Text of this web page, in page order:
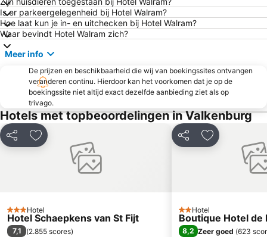
Banneux Notre-Dame
MECC
Christmas Market Aachen
Aachen Central Railway Station
Place Saint-Lambert
Mondoverde
City Centre
Barrage de la Gileppe
Monde Sauvage Safari Parc
L'Abbaye du Val Dieu
Hasselt Sing
Marché de Noël d'Aix-la-Chapelle
Wintersportparadijs SnowWorld Landgraaf
Centre Nature Botrange
Maastricht Aachen Airport
GaiaZOO
Liege Airport
Geusselt Stadium
Forestia
Recreatiepark Hengelhoef
Fluweelengrot
Pretpark de Valkenier
Is er parkeergelegenheid bij Hotel Walram?
Hoe laat kun je in- en uitchecken bij Hotel Walram?
Waar bevindt Hotel Walram zich?
Meer info
De prijzen en beschikbaarheid die wij van boekingssites ontvangen
veranderen continu. Hierdoor kan het voorkomen dat je op de
boekingssite niet altijd exact dezelfde aanbieding ziet als op
trivago.
Hotels met topbeoordelingen in Valkenburg
Delen Toevoegen aan favorieten
3 Sterren
Hotel
Hotel Schaepkens van St Fijt
7,1 (2.855 scores)
Delen Toevoegen
2 Sterren
Hotel
Boutique Hotel de
8,2 Zeer goed (623